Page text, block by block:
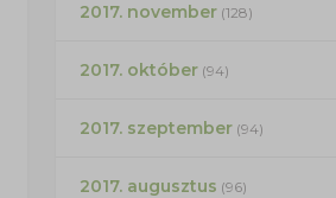
2017. november(128)
2017. október(94)
2017. szeptember(94)
2017. augusztus (96)